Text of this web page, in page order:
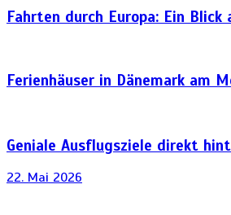
Fahrten durch Europa: Ein
Ferienhäuser in Dänemark am
Geniale Ausflugsziele direkt
22. Mai 2026